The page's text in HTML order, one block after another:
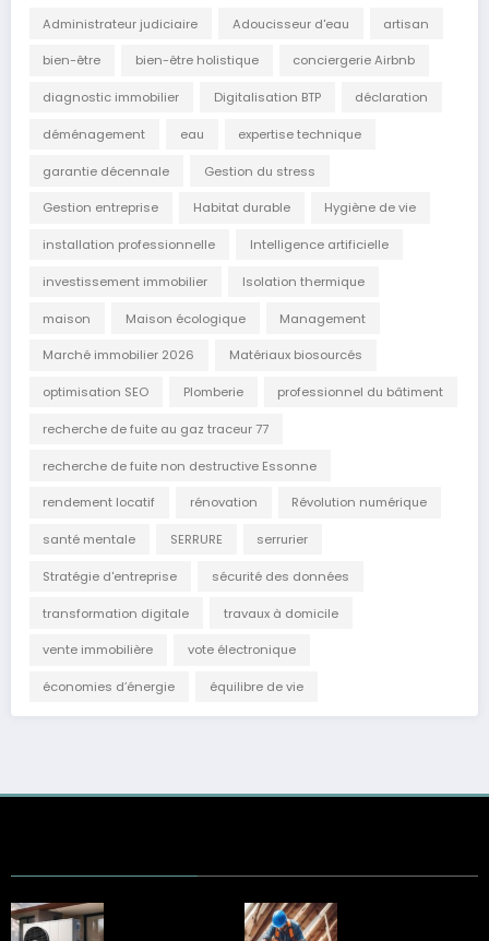
Administrateur judiciaire Adoucisseur d'eau artisan
bien-être bien-être holistique conciergerie Airbnb
diagnostic immobilier Digitalisation BTP déclaration
déménagement eau expertise technique
garantie décennale Gestion du stress
Gestion entreprise Habitat durable Hygiène de vie
installation professionnelle Intelligence artificielle
investissement immobilier Isolation thermique
maison Maison écologique Management
Marché immobilier 2026 Matériaux biosourcés
optimisation SEO Plomberie professionnel du bâtiment
recherche de fuite au gaz traceur 77
recherche de fuite non destructive Essonne
rendement locatif rénovation Révolution numérique
santé mentale SERRURE serrurier
Stratégie d'entreprise sécurité des données
transformation digitale travaux à domicile
vente immobilière vote électronique
économies d’énergie équilibre de vie